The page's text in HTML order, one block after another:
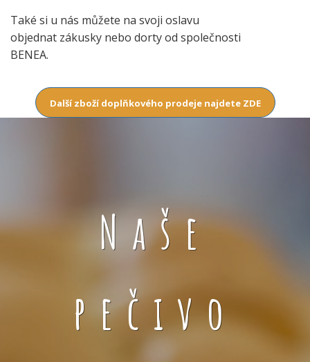
Také si u nás můžete na svoji oslavu
objednat zákusky nebo dorty od společnosti
BENEA.
Další zboží doplňkového prodeje najdete ZDE
Naše
pečivo